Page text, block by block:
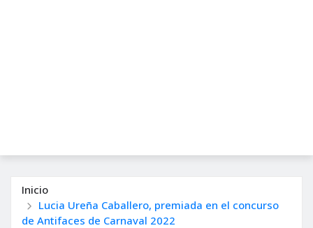
Inicio
Lucia Ureña Caballero, premiada en el concurso
de Antifaces de Carnaval 2022